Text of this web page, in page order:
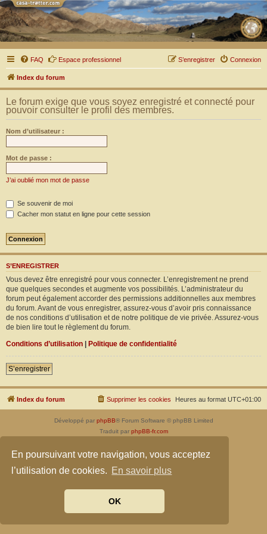
En poursuivant votre navigation, vous acceptez
l’utilisation de cookies. En savoir plus
OK
FAQ Espace professionnel Connexion
S’enregistrer
Index du forum
Le forum exige que vous soyez enregistré et connecté pour
pouvoir consulter le profil des membres.
Nom d’utilisateur :
Mot de passe :
J’ai oublié mon mot de passe
Se souvenir de moi
Cacher mon statut en ligne pour cette session
S’ENREGISTRER
Vous devez être enregistré pour vous connecter. L’enregistrement ne prend
que quelques secondes et augmente vos possibilités. L’administrateur du
forum peut également accorder des permissions additionnelles aux membres
du forum. Avant de vous enregistrer, assurez-vous d’avoir pris connaissance
de nos conditions d’utilisation et de notre politique de vie privée. Assurez-vous
de bien lire tout le règlement du forum.
Conditions d’utilisation | Politique de confidentialité
S’enregistrer
Index du forum Heures au format UTC+01:00
Supprimer les cookies
Développé par phpBB® Forum Software © phpBB Limited
Traduit par phpBB-fr.com